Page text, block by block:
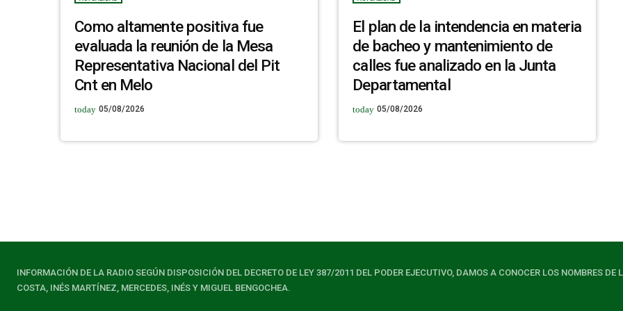
Como altamente positiva fue
evaluada la reunión de la Mesa
Representativa Nacional del Pit
Cnt en Melo
today 05/08/2026
El plan de la intendencia en materia
de bacheo y mantenimiento de
calles fue analizado en la Junta
Departamental
today 05/08/2026
INFORMACIÓN DE LA RADIO SEGÚN DISPOSICIÓN DEL DECRETO DE LEY 387/2011 DEL PODER EJECUTIVO, DAMOS A CONOCER LOS NOMBRES
COSTA, INÉS MARTÍNEZ, MERCEDES, INÉS Y MIGUEL BENGOCHEA.